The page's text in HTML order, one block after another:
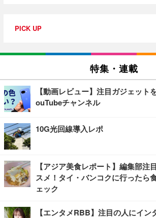
PICK UP
特集・連載
【動画レビュー】注目ガジェット
ouTubeチャンネル
10G光回線導入レポ
【アジア美食レポート】編集部注
スメ！タイ・バンコクに行ったら
ェック
【エンタメRBB】注目の人にイン